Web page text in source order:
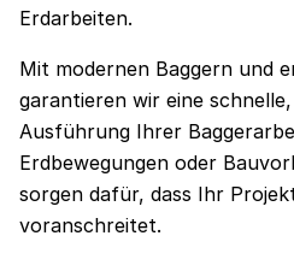
Erdarbeiten.
Mit modernen Baggern und
garantieren wir eine
Ausführung Ihrer
Erdbewegungen oder
sorgen dafür, dass Ihr
voranschreitet.